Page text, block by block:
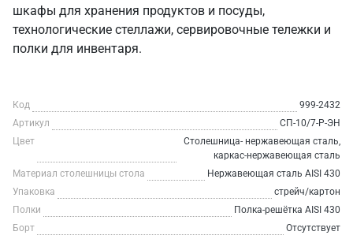
шкафы для хранения продуктов и посуды,
технологические стеллажи, сервировочные тележки и
полки для инвентаря.
Код
999-2432
Артикул
СП-10/7-Р-ЭН
Цвет
Столешница- нержавеющая сталь,
каркас-нержавеющая сталь
Материал столешницы стола
Нержавеющая сталь AISI 430
Упаковка
стрейч/картон
Полки
Полка-решётка AISI 430
Борт
Отсутствует